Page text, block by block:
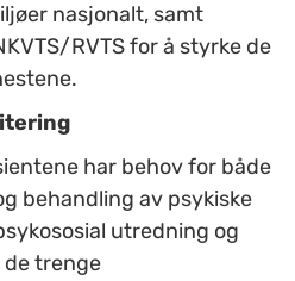
nasjonalt, samt
RVTS for å styrke de
har behov for både
behandling av psykiske
utredning og
de trenge